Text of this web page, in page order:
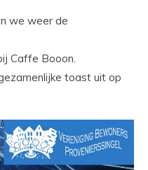
we weer de
Caffe Booon.
toast uit op